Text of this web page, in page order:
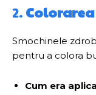
2.
Smochinele
pentru a colora
Cum era